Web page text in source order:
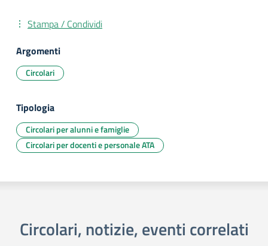
Stampa / Condividi
Argomenti
Circolari
Tipologia
Circolari per alunni e famiglie
Circolari per docenti e personale ATA
Circolari, notizie, eventi correlati